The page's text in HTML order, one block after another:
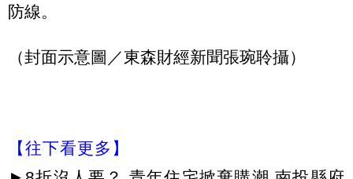
防線。
（封面示意圖／東森財經新聞張琬聆攝）
【往下看更多】